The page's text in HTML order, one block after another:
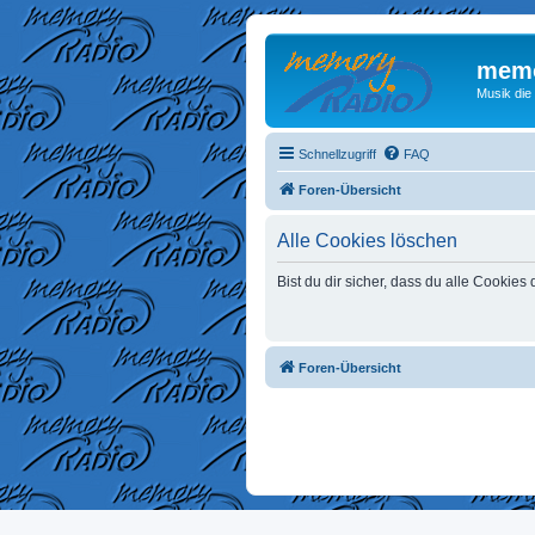
Musik die
Schnellzugriff FAQ
Foren-Übersicht
Alle Cookies löschen
Bist du dir sicher, dass du alle Cookies
Foren-Übersicht